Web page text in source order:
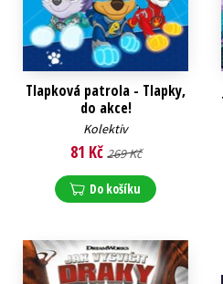
Tlapková patrola - Tlapky,
do akce!
Kolektiv
81 Kč 269 Kč
Do košíku